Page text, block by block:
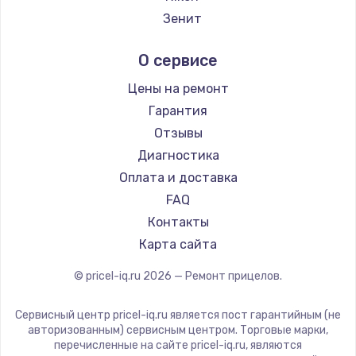
1300 руб.
Заказать
Техобслуживание
Заказать
Установка / подключение / демонтаж
1300 руб.
1400 руб.
Ремонт прицелов IWT
Ремонт прицелов NNPO
Ремонт прицелов Taigan
Ремонт прицелов Thermal Scope
Ремонт прицелов ConoTech
Ремонт прицелов Легат
Ремонт прицелов Athlon
Зенит
Artelv
Hakko
HALES
Leica
Vector Optics
Carl Zeiss
Zeiss
AGM Global Vision
Pilad
Venox
Holosun
О сервисе
Цены на ремонт
Гарантия
Отзывы
Диагностика
Оплата и доставка
FAQ
Контакты
Карта сайта
© pricel-iq.ru 2026 — Ремонт прицелов.
Сервисный центр pricel-iq.ru является пост гарантийным (не
авторизованным) сервисным центром. Торговые марки,
перечисленные на сайте pricel-iq.ru, являются